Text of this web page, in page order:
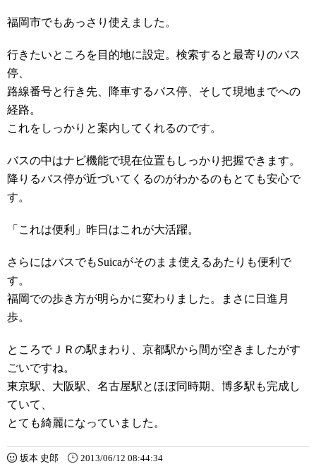
福岡市でもあっさり使えました。
行きたいところを目的地に設定。検索すると最寄りのバス
停、
路線番号と行き先、降車するバス停、そして現地までへの
経路。
これをしっかりと案内してくれるのです。
バスの中はナビ機能で現在位置もしっかり把握できます。
降りるバス停が近づいてくるのがわかるのもとても安心で
す。
「これは便利」昨日はこれが大活躍。
さらにはバスでもSuicaがそのまま使えるあたりも便利で
す。
福岡での歩き方が明らかに変わりました。まさに日進月
歩。
ところでＪＲの駅まわり、京都駅から間が空きましたがす
ごいですね。
東京駅、大阪駅、名古屋駅とほぼ同時期、博多駅も完成し
ていて、
とても綺麗になっていました。
坂本 史郎 2013/06/12 08:44:34